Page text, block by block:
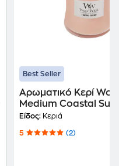
Best Seller
Αρωματικό Κερί
Medium Coastal
Ροζ
Είδος: Κεριά
5 (2)